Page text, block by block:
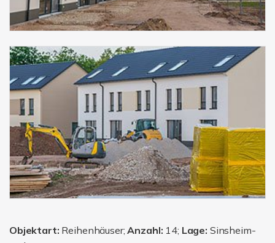
Objektart: Reihenhäuser;Anzahl: 14; Lage: Sinsheim-